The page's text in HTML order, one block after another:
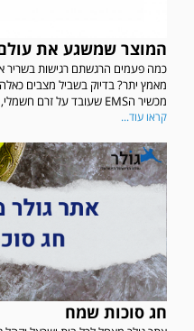
המוצר שמשגע את
כמה פעמים הרגשתם רגישות בשריר
מכשיר הEMS שעובד על זרם חשמלי, מטפל...
קראו עוד...
חג סוכות שמח